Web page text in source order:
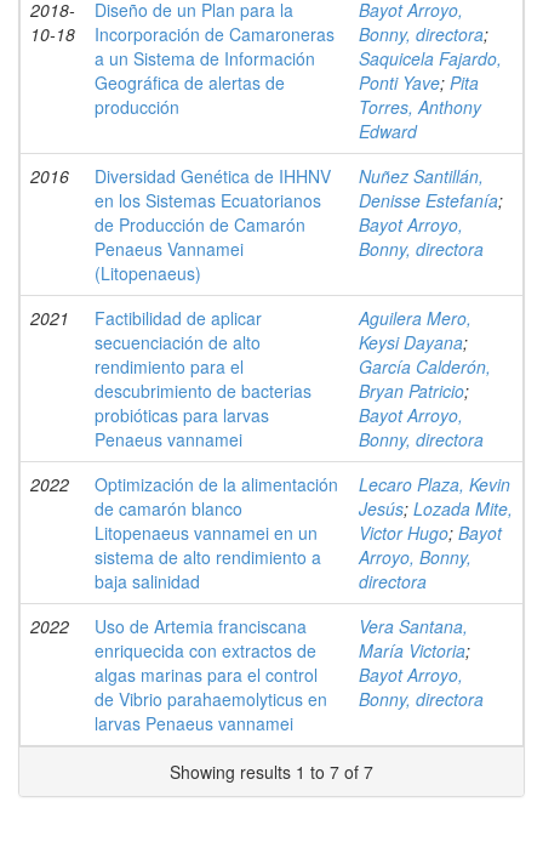
2018-
10-18
Diseño de un Plan para la
Incorporación de Camaroneras
a un Sistema de Información
Geográfica de alertas de
producción
Bayot Arroyo,
Bonny, directora;
Saquicela Fajardo,
Ponti Yave; Pita
Torres, Anthony
Edward
2016
Diversidad Genética de IHHNV
en los Sistemas Ecuatorianos
de Producción de Camarón
Penaeus Vannamei
(Litopenaeus)
Nuñez Santillán,
Denisse Estefanía;
Bayot Arroyo,
Bonny, directora
2021
Factibilidad de aplicar
secuenciación de alto
rendimiento para el
descubrimiento de bacterias
probióticas para larvas
Penaeus vannamei
Aguilera Mero,
Keysi Dayana;
García Calderón,
Bryan Patricio;
Bayot Arroyo,
Bonny, directora
2022
Optimización de la alimentación
de camarón blanco
Litopenaeus vannamei en un
sistema de alto rendimiento a
baja salinidad
Lecaro Plaza, Kevin
Jesús; Lozada Mite,
Victor Hugo; Bayot
Arroyo, Bonny,
directora
2022
Uso de Artemia franciscana
enriquecida con extractos de
algas marinas para el control
de Vibrio parahaemolyticus en
larvas Penaeus vannamei
Vera Santana,
María Victoria;
Bayot Arroyo,
Bonny, directora
Showing results 1 to 7 of 7